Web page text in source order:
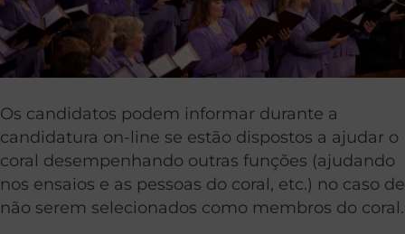
Os candidatos podem informar durante a
candidatura on-line se estão dispostos a ajudar o
coral desempenhando outras funções (ajudando
nos ensaios e as pessoas do coral, etc.) no caso de
não serem selecionados como membros do coral.